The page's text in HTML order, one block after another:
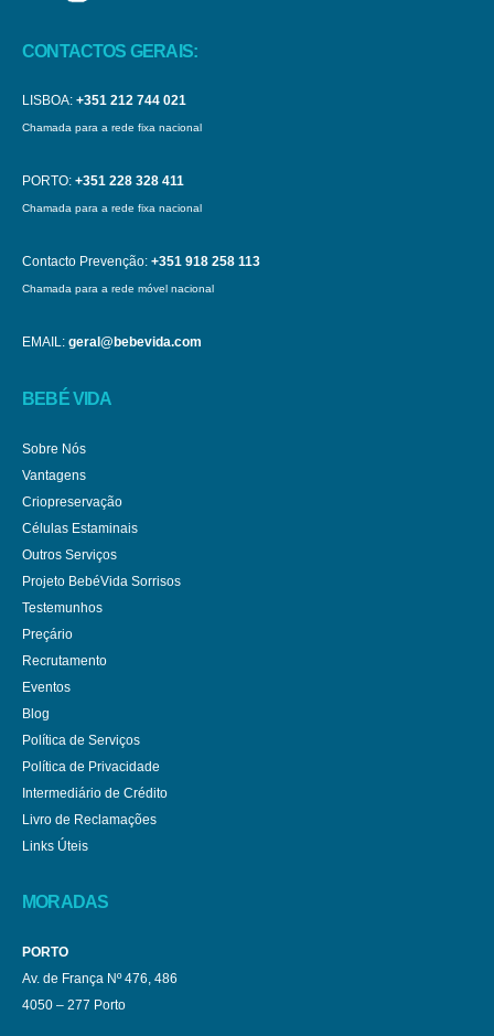
CONTACTOS GERAIS:
LISBOA: +351 212 744 021
Chamada para a rede fixa nacional
PORTO: +351 228 328 411
Chamada para a rede fixa nacional
Contacto Prevenção: +351 918 258 113
Chamada para a rede móvel nacional
EMAIL: geral@bebevida.com
BEBÉ VIDA
Sobre Nós
Vantagens
Criopreservação
Células Estaminais
Outros Serviços
Projeto BebéVida Sorrisos
Testemunhos
Preçário
Recrutamento
Eventos
Blog
Política de Serviços
Política de Privacidade
Intermediário de Crédito
Livro de Reclamações
Links Úteis
MORADAS
PORTO
Av. de França Nº 476, 486
4050 – 277 Porto